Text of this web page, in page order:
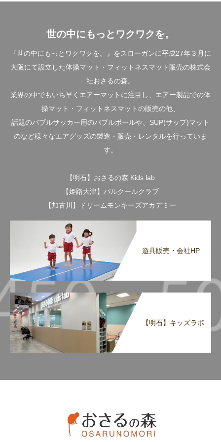
世の中にもっとワクワクを。
『世の中にもっとワクワクを。』をスローガンに平成27年３月に
大阪にて設立した体操マット・フィットネスマット販売の株式会
社おさるの森。
業界の中でもいち早くエアーマットに注目し、エアー製品での体
操マット・フィットネスマットの販売の他、
話題のバブルサッカー用のバブルボールや、SUP(サップ)マット
のなど様々なエアグッズの製造・販売・レンタルを行っていま
す。
【明石】おさるの森 Kids lab
【姫路大津】パルクールクラブ
【加古川】ドリームモンキーズアカデミー
遊具販売・会社HP
【明石】キッズラボ